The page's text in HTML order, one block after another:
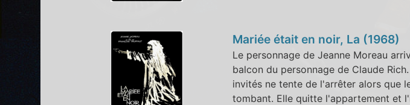
Mariée était en noir, La (1968)
Le personnage de Jeanne Moreau
balcon du personnage de Claude
invités ne tente de l'arrêter alors que
tombant. Elle quitte l'appartement et